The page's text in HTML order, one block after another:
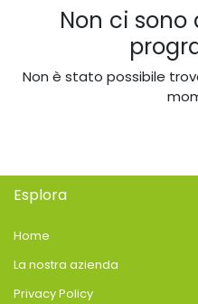
Non ci
Non è stato possibile
Esplora
Home
La nostra azienda
Privacy Policy